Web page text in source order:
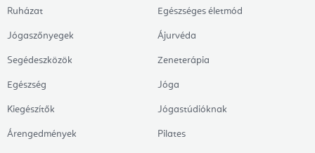
Ruházat
Jógaszőnyegek
Segédeszközök
Egészség
Kiegészítők
Árengedmények
Egészséges életmód
Ájurvéda
Zeneterápia
Jóga
Jógastúdióknak
Pilates